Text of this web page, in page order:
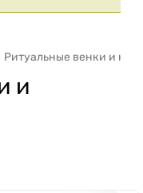
Ритуальные венки и
и